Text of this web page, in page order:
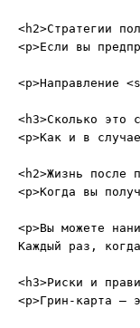
<h2>Стратегии
<p>Если вы
<p>Направление
<h3>Сколько это
<p>Как и в
<h2>Жизнь после
<p>Когда вы
<p>Вы можете
Каждый раз,
<h3>Риски и
<p>Грин-карта —